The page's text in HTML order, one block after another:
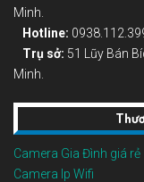
Minh.
Hotline:
Trụ sở: 51 Lũy Bán
Minh.
Camera Gia Đình giá rẻ
Camera Ip Wifi